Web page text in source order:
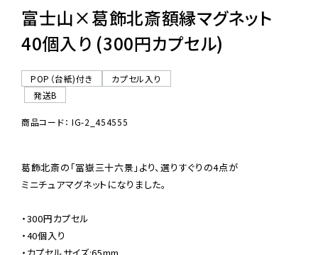
06-6282-7659
富士山×葛飾北斎額縁マグネット
40個入り (300円カプセル)
POP（台紙)付き
カプセル入り
発送B
商品コード： IG-2_454555
葛飾北斎の「冨嶽三十六景」より、選りすぐりの4点が
ミニチュアマグネットになりました。
・300円カプセル
・40個入り
・カプセルサイズ:65mm